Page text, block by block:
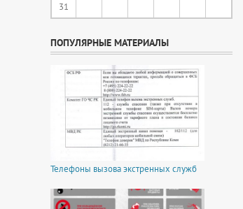
31
ПОПУЛЯРНЫЕ МАТЕРИАЛЫ
Телефоны вызова экстренных служб